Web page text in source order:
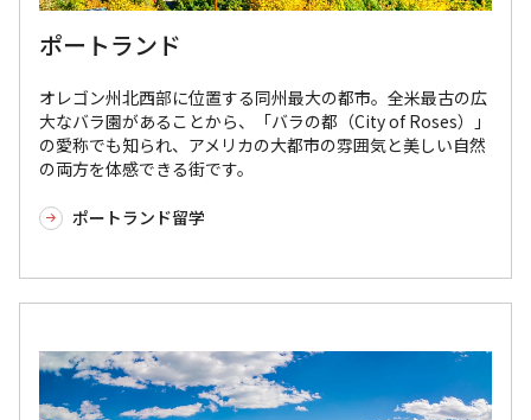
ポートランド
オレゴン州北西部に位置する同州最大の都市。全米最古の広
大なバラ園があることから、「バラの都（City of Roses）」
の愛称でも知られ、アメリカの大都市の雰囲気と美しい自然
の両方を体感できる街です。
ポートランド留学